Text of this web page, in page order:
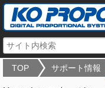
TOP サポート情報